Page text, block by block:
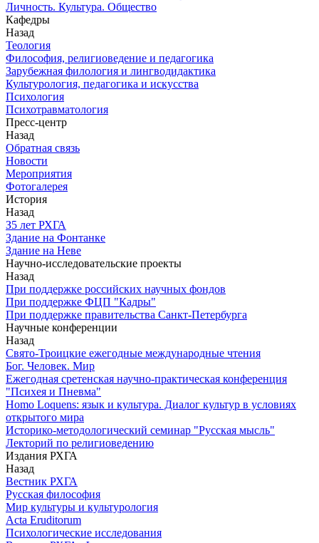
Личность. Культура. Общество
Кафедры
Назад
Теология
Философия, религиоведение и педагогика
Зарубежная филология и лингводидактика
Культурология, педагогика и искусства
Психология
Психотравматология
Пресс-центр
Назад
Обратная связь
Новости
Мероприятия
Фотогалерея
История
Назад
З5 лет РХГА
Здание на Фонтанке
Здание на Неве
Научно-исследовательские проекты
Назад
При поддержке российских научных фондов
При поддержке ФЦП "Кадры"
При поддержке правительства Санкт-Петербурга
Научные конференции
Назад
Свято-Троицкие ежегодные международные чтения
Бог. Человек. Мир
Ежегодная сретенская научно-практическая конференция
"Психея и Пневма"
Homo Loquens: язык и культура. Диалог культур в условиях
открытого мира
Историко-методологический семинар "Русская мысль"
Лекторий по религиоведению
Издания РХГА
Назад
Вестник РХГА
Русская философия
Мир культуры и культурология
Acta Eruditorum
Психологические исследования